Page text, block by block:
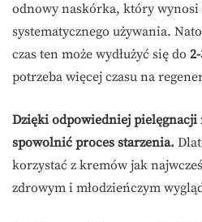
odnowy naskórka, który wynosi
systematycznego używania.
czas ten może wydłużyć się do
potrzeba więcej czasu na
Dzięki odpowiedniej pielęgnacji
spowolnić proces starzenia.
korzystać z kremów jak
zdrowym i młodzieńczym